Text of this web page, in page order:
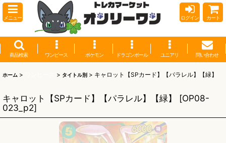
メニュー ログイン カート
商品検索 ワンピース ポケモン ドラゴンボール ユニアリ 問い合わせ
ホーム > > タイトル別 > キャロット【SPカード】【パラレル】【緑】
キャロット【SPカード】【パラレル】【緑】 [OP08-
023_p2]